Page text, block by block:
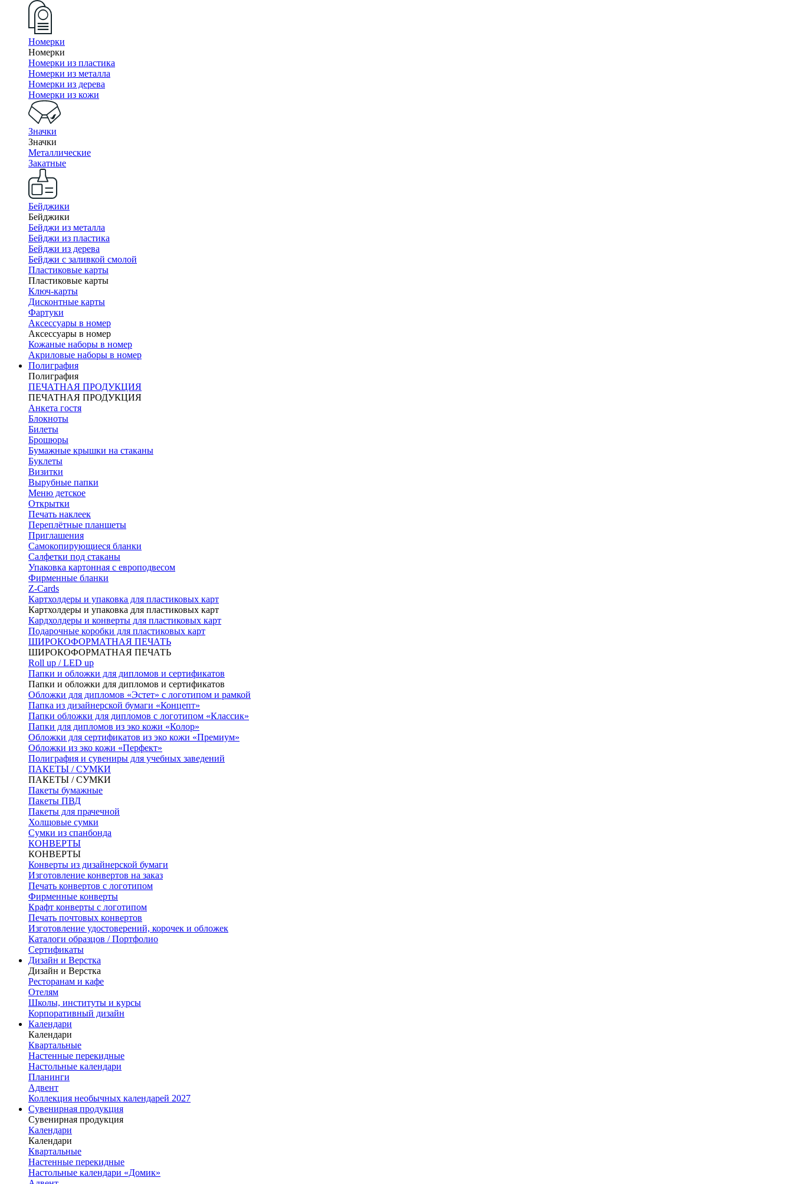
Номерки
Номерки
Номерки из пластика
Номерки из металла
Номерки из дерева
Номерки из кожи
Значки
Значки
Металлические
Закатные
Бейджики
Бейджики
Бейджи из металла
Бейджи из пластика
Бейджи из дерева
Бейджи с заливкой смолой
Пластиковые карты
Пластиковые карты
Ключ-карты
Дисконтные карты
Фартуки
Аксессуары в номер
Аксессуары в номер
Кожаные наборы в номер
Акриловые наборы в номер
Полиграфия
Полиграфия
ПЕЧАТНАЯ ПРОДУКЦИЯ
ПЕЧАТНАЯ ПРОДУКЦИЯ
Анкета гостя
Блокноты
Билеты
Брошюры
Бумажные крышки на стаканы
Буклеты
Визитки
Вырубные папки
Меню детское
Открытки
Печать наклеек
Переплётные планшеты
Приглашения
Самокопирующиеся бланки
Салфетки под стаканы
Упаковка картонная с европодвесом
Фирменные бланки
Z-Cards
Картхолдеры и упаковка для пластиковых карт
Картхолдеры и упаковка для пластиковых карт
Кардхолдеры и конверты для пластиковых карт
Подарочные коробки для пластиковых карт
ШИРОКОФОРМАТНАЯ ПЕЧАТЬ
ШИРОКОФОРМАТНАЯ ПЕЧАТЬ
Roll up / LED up
Папки и обложки для дипломов и сертификатов
Папки и обложки для дипломов и сертификатов
Обложки для дипломов «Эстет» с логотипом и рамкой
Папка из дизайнерской бумаги «Концепт»
Папки обложки для дипломов с логотипом «Классик»
Папки для дипломов из эко кожи «Колор»
Обложки для сертификатов из эко кожи «Премиум»
Обложки из эко кожи «Перфект»
Полиграфия и сувениры для учебных заведений
ПАКЕТЫ / СУМКИ
ПАКЕТЫ / СУМКИ
Пакеты бумажные
Пакеты ПВД
Пакеты для прачечной
Холщовые сумки
Сумки из спанбонда
КОНВЕРТЫ
КОНВЕРТЫ
Конверты из дизайнерской бумаги
Изготовление конвертов на заказ
Печать конвертов с логотипом
Фирменные конверты
Крафт конверты с логотипом
Печать почтовых конвертов
Изготовление удостоверений, корочек и обложек
Каталоги образцов / Портфолио
Сертификаты
Дизайн и Верстка
Дизайн и Верстка
Ресторанам и кафе
Отелям
Школы, институты и курсы
Корпоративный дизайн
Календари
Календари
Квартальные
Настенные перекидные
Настольные календари
Планинги
Адвент
Коллекция необычных календарей 2027
Сувенирная продукция
Сувенирная продукция
Календари
Календари
Квартальные
Настенные перекидные
Настольные календари «Домик»